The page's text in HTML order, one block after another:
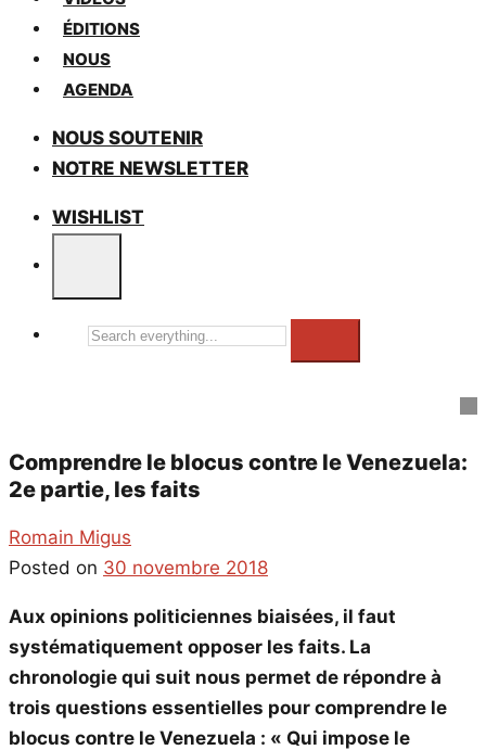
ÉDITIONS
NOUS
AGENDA
NOUS SOUTENIR
NOTRE NEWSLETTER
WISHLIST
Search
Comprendre le blocus contre le Venezuela:
2e partie, les faits
Romain Migus
Posted on 30 novembre 2018
Aux opinions politiciennes biaisées, il faut
systématiquement opposer les faits. La
chronologie qui suit nous permet de répondre à
trois questions essentielles pour comprendre le
blocus contre le Venezuela : « Qui impose le